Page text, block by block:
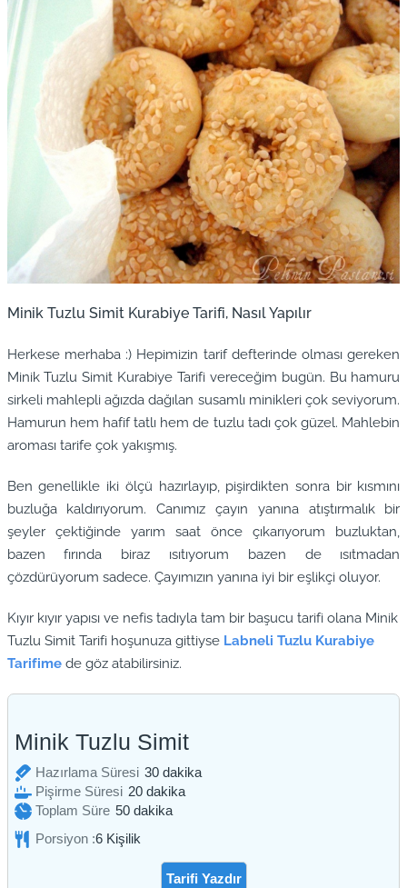
Minik Tuzlu Simit Kurabiye Tarifi, Nasıl Yapılır
Herkese merhaba :) Hepimizin tarif defterinde olması gereken
Minik Tuzlu Simit Kurabiye Tarifi vereceğim bugün. Bu hamuru
sirkeli mahlepli ağızda dağılan susamlı minikleri çok seviyorum.
Hamurun hem hafif tatlı hem de tuzlu tadı çok güzel. Mahlebin
aroması tarife çok yakışmış.
Ben genellikle iki ölçü hazırlayıp, pişirdikten sonra bir kısmını
buzluğa kaldırıyorum. Canımız çayın yanına atıştırmalık bir
şeyler çektiğinde yarım saat önce çıkarıyorum buzluktan,
bazen fırında biraz ısıtıyorum bazen de ısıtmadan
çözdürüyorum sadece. Çayımızın yanına iyi bir eşlikçi oluyor.
Kıyır kıyır yapısı ve nefis tadıyla tam bir başucu tarifi olana Minik
Tuzlu Simit Tarifi hoşunuza gittiyse Labneli Tuzlu Kurabiye
Tarifimede göz atabilirsiniz.
Minik Tuzlu Simit
Hazırlama Süresi 30dakika
dakika
Pişirme Süresi 20dakika
dakika
Toplam Süre 50dakika
dakika
Porsiyon :6 Kişilik
Tarifi Yazdır